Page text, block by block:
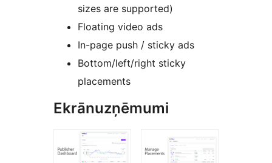
sizes are supported)
Floating video ads
In-page push / sticky ads
Bottom/left/right sticky
placements
Ekrānuzņēmumi